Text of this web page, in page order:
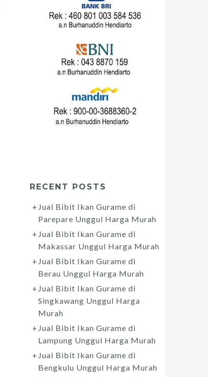
RECENT POSTS
Jual Bibit Ikan Gurame di
Parepare Unggul Harga Murah
Jual Bibit Ikan Gurame di
Makassar Unggul Harga Murah
Jual Bibit Ikan Gurame di
Berau Unggul Harga Murah
Jual Bibit Ikan Gurame di
Singkawang Unggul Harga
Murah
Jual Bibit Ikan Gurame di
Lampung Unggul Harga Murah
Jual Bibit Ikan Gurame di
Bengkulu Unggul Harga Murah